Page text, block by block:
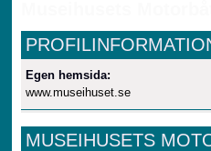
Egen hemsida:
www.museihuset.se
MUSEIHUSETS